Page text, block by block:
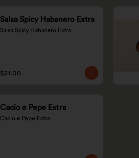
Salsa Spicy Habanero Extra
Salsa Spicy Habanero Extra
$31.00
Cacio e Pepe Extra
Cacio e Pepe Extra